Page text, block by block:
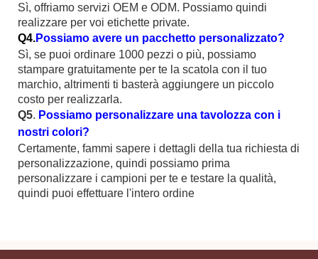
Sì, offriamo servizi OEM e ODM. Possiamo quindi
realizzare per voi etichette private.
Q4.Possiamo avere un pacchetto personalizzato?
Sì, se puoi ordinare 1000 pezzi o più, possiamo
stampare gratuitamente per te la scatola con il tuo
marchio, altrimenti ti basterà aggiungere un piccolo
costo per realizzarla.
Q5. Possiamo personalizzare una tavolozza con i
nostri colori?
Certamente, fammi sapere i dettagli della tua richiesta di
personalizzazione, quindi possiamo prima
personalizzare i campioni per te e testare la qualità,
quindi puoi effettuare l'intero ordine